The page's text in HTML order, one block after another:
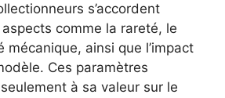
s’accordent
comme la rareté, le
mécanique, ainsi que l’impact
Ces paramètres
à sa valeur sur le